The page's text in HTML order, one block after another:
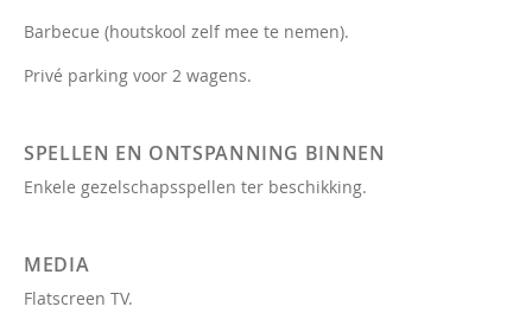
Barbecue (houtskool zelf mee te nemen).
Privé parking voor 2 wagens.
SPELLEN EN ONTSPANNING BINNEN
Enkele gezelschapsspellen ter beschikking.
MEDIA
Flatscreen TV.